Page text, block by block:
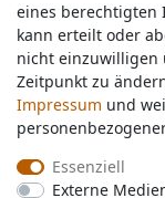
eines berechtigten
kann erteilt oder
nicht einzuwilligen
Zeitpunkt zu
Impressum und
Essenziell
Externe
eines berechtigten
kann erteilt oder
nicht einzuwilligen
Zeitpunkt zu
Impressum und
Essenziell
Externe